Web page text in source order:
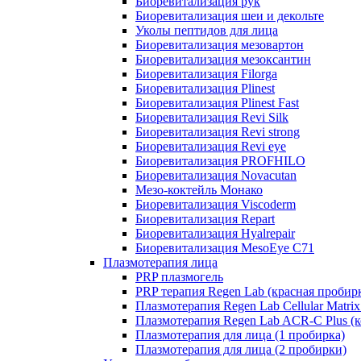
Биоревитализация шеи и декольте
Уколы пептидов для лица
Биоревитализация мезовартон
Биоревитализация мезоксантин
Биоревитализация Filorga
Биоревитализация Plinest
Биоревитализация Plinest Fast
Биоревитализация Revi Silk
Биоревитализация Revi strong
Биоревитализация Revi eye
Биоревитализация PROFHILO
Биоревитализация Novacutan
Мезо-коктейль Монако
Биоревитализация Viscoderm
Биоревитализация Repart
Биоревитализация Hyalrepair
Биоревитализация MesoEye C71
Плазмотерапия лица
PRP плазмогель
PRP терапия Regen Lab (красная
Плазмотерапия Regen Lab Cellular
Плазмотерапия Regen Lab ACR-C Plus
Плазмотерапия для лица (1 пробирка)
Плазмотерапия для лица (2 пробирки)